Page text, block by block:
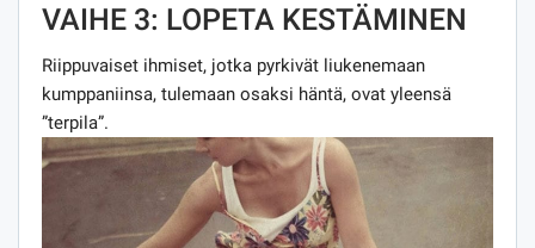
VAIHE 3: LOPETA KESTÄMINEN
Riippuvaiset ihmiset, jotka pyrkivät liukenemaan
kumppaniinsa, tulemaan osaksi häntä, ovat yleensä
”terpila”.